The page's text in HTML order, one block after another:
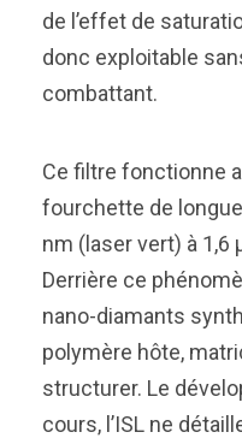
de l’effet de
donc exploitable
combattant.
Ce filtre fonctionne
fourchette de
nm (laser vert) à 1,6
Derrière ce
nano-diamants
polymère hôte,
structurer. Le
cours, l’ISL ne